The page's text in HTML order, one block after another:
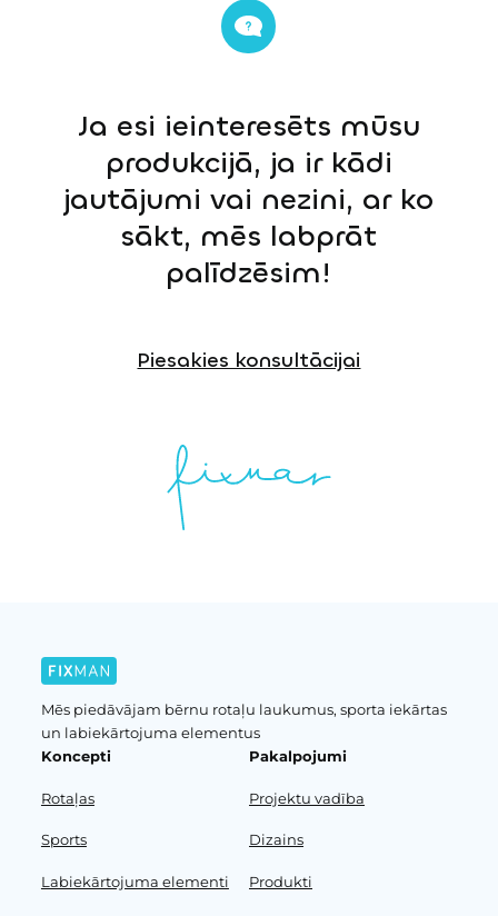
Ja esi ieinteresēts mūsu
produkcijā, ja ir kādi
jautājumi vai nezini, ar ko
sākt, mēs labprāt
palīdzēsim!
Piesakies konsultācijai
Mēs piedāvājam bērnu rotaļu laukumus, sporta iekārtas
un labiekārtojuma elementus
Koncepti
Rotaļas
Sports
Labiekārtojuma elementi
Pakalpojumi
Projektu vadība
Dizains
Produkti